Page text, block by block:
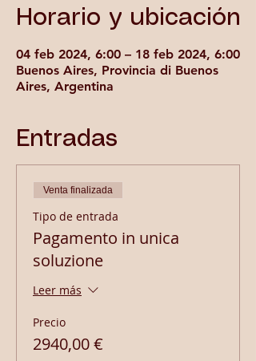
Horario y ubicación
04 feb 2024, 6:00 – 18 feb 2024, 6:00
Buenos Aires, Provincia di Buenos
Aires, Argentina
Entradas
Venta finalizada
Tipo de entrada
Pagamento in unica
soluzione
Leer más
Precio
2940,00 €